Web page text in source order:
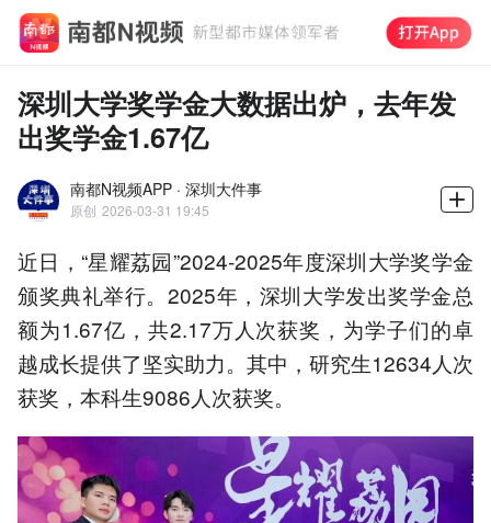
深圳大学奖学金大数据出炉，去年发
出奖学金1.67亿
南都N视频APP · 深圳大件事
原创 2026-03-31 19:45
近日，“星耀荔园”2024-2025年度深圳大学奖学金
颁奖典礼举行。2025年，深圳大学发出奖学金总
额为1.67亿，共2.17万人次获奖，为学子们的卓
越成长提供了坚实助力。其中，研究生12634人次
获奖，本科生9086人次获奖。